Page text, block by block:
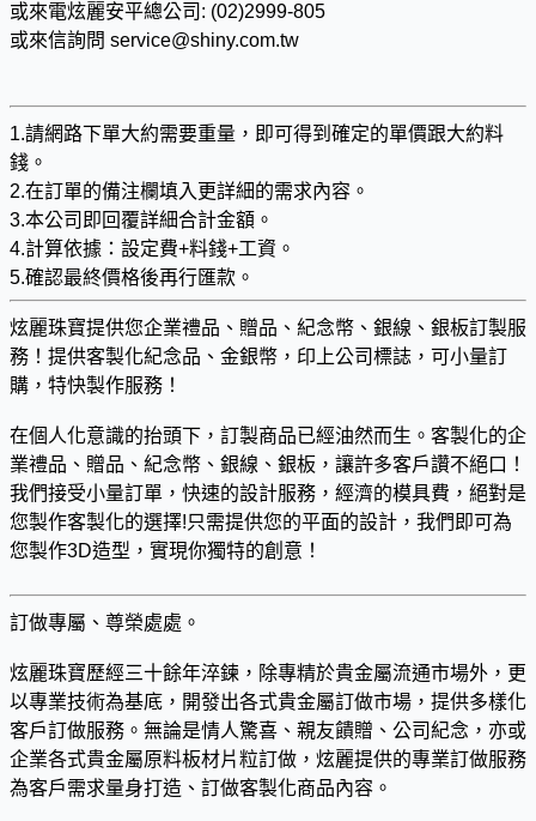
或來電炫麗安平總公司: (02)2999-805
或來信詢問 service@shiny.com.tw
1.請網路下單大約需要重量，即可得到確定的單價跟大約料
錢。
2.在訂單的備注欄填入更詳細的需求內容。
3.本公司即回覆詳細合計金額。
4.計算依據：設定費+料錢+工資。
5.確認最終價格後再行匯款。
炫麗珠寶提供您企業禮品、贈品、紀念幣、銀線、銀板訂製服
務！提供客製化紀念品、金銀幣，印上公司標誌，可小量訂
購，特快製作服務！
在個人化意識的抬頭下，訂製商品已經油然而生。客製化的企
業禮品、贈品、紀念幣、銀線、銀板，讓許多客戶讚不絕口！
我們接受小量訂單，快速的設計服務，經濟的模具費，絕對是
您製作客製化的選擇!只需提供您的平面的設計，我們即可為
您製作3D造型，實現你獨特的創意！
訂做專屬、尊榮處處。
炫麗珠寶歷經三十餘年淬鍊，除專精於貴金屬流通市場外，更
以專業技術為基底，開發出各式貴金屬訂做市場，提供多樣化
客戶訂做服務。無論是情人驚喜、親友饋贈、公司紀念，亦或
企業各式貴金屬原料板材片粒訂做，炫麗提供的專業訂做服務
為客戶需求量身打造、訂做客製化商品內容。